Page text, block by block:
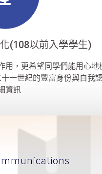
(108以前入學學生)
，更希望同學們能用心地
一世紀的豐富身份與自我
資訊